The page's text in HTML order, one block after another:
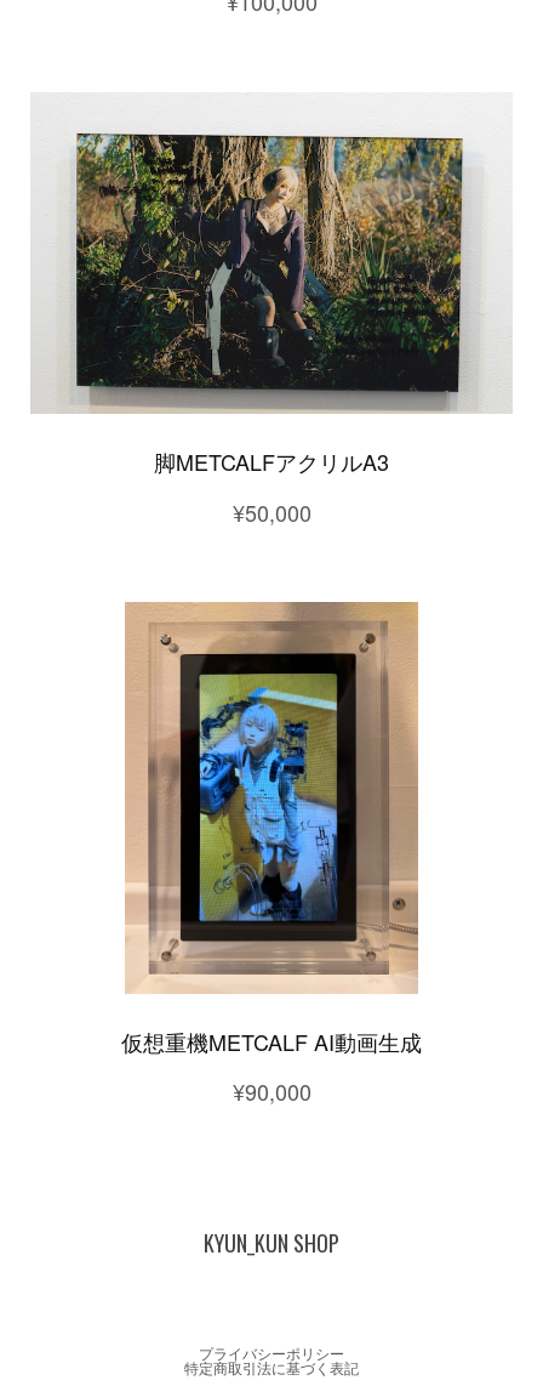
脚METCALFアクリルA3
¥50,000
仮想重機METCALF AI動画生成
¥90,000
KYUN_KUN SHOP
プライバシーポリシー
特定商取引法に基づく表記